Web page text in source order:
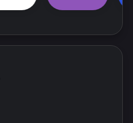
Git Apifox